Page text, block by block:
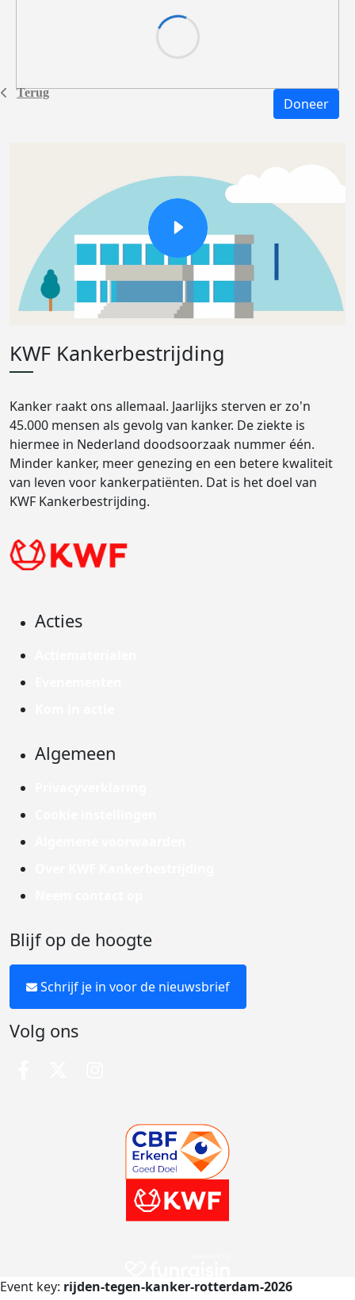
Terug
Doneer
KWF Kankerbestrijding
Kanker raakt ons allemaal. Jaarlijks sterven er zo'n
45.000 mensen als gevolg van kanker. De ziekte is
hiermee in Nederland doodsoorzaak nummer één.
Minder kanker, meer genezing en een betere kwaliteit
van leven voor kankerpatiënten. Dat is het doel van
KWF Kankerbestrijding.
Acties
Algemeen
Blijf op de hoogte
Schrijf je in voor de nieuwsbrief
Volg ons
Event key: rijden-tegen-kanker-rotterdam-2026